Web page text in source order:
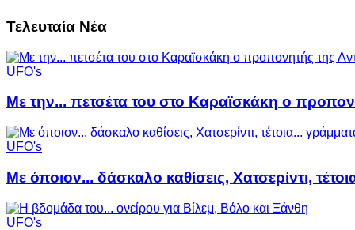
Τελευταία Νέα
UFO's
Με την... πετσέτα του στο Καραϊσκάκη ο
UFO's
Με όποιον... δάσκαλο καθίσεις, Χατσερίντι,
UFO's